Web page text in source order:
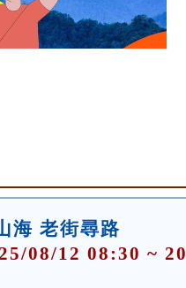
海 老街尋路
08/12 08:30 ~